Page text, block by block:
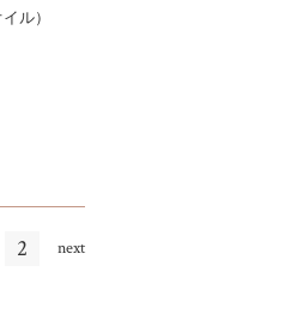
ル）
2 next